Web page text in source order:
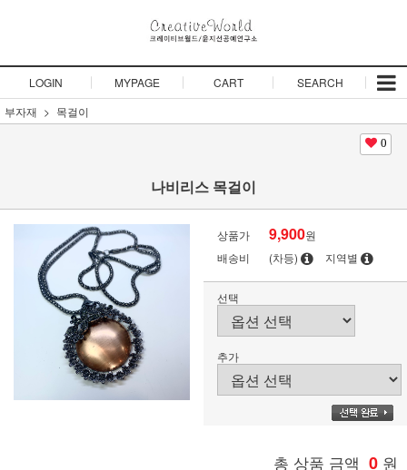
LOGIN MYPAGE CART
SEARCH
부자재
목걸이
0
나비리스 목걸이
상품가 9,900원
배송비
(차등) 지역별
선택
추가
총 상품 금액 0 원